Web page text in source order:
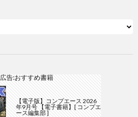
広告:おすすめ書籍
【電子版】コンプエース 2026
年9月号 【電子書籍】[ コンプエ
ース編集部 ]